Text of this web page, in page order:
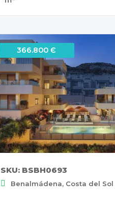
366.800 Є
SKU: BSBH0693
Benalmádena, Costa del Sol